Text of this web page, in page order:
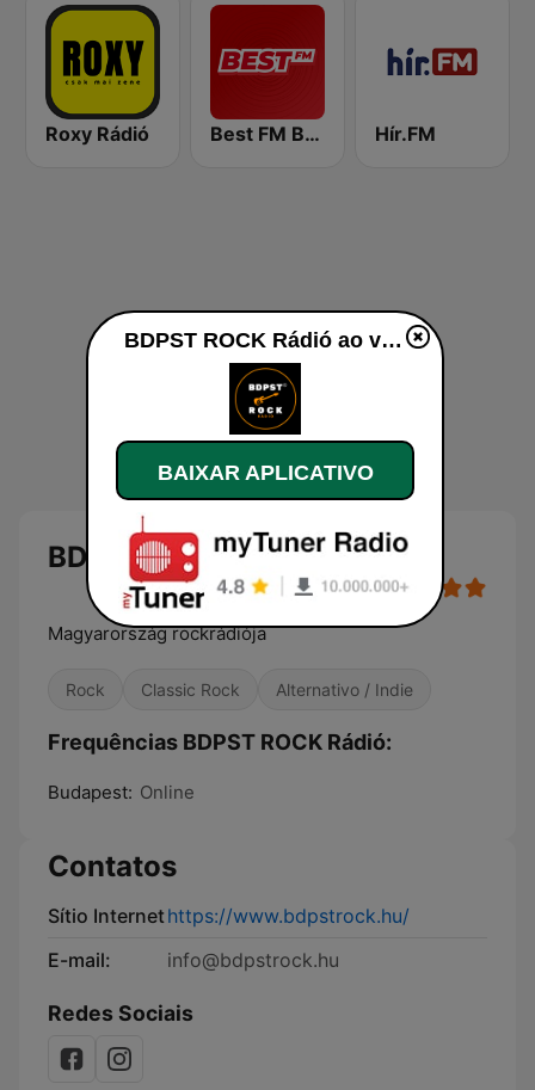
Roxy Rádió Best FM Budapest Hír.FM
BDPST ROCK Rádió
Magyarország rockrádiója
Rock Classic Rock Alternativo / Indie
Frequências BDPST ROCK Rádió:
Budapest: Online
Contatos
Sítio Internethttps://www.bdpstrock.hu/
E-mail:
info@bdpstrock.hu
Redes Sociais
BDPST ROCK Rádió ao vivo
BAIXAR APLICATIVO